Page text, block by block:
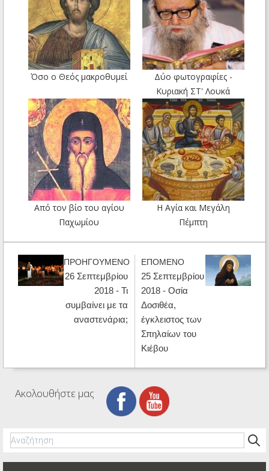
Όσο ο Θεός μακροθυμεί
Δύο φωτογραφίες -
Κυριακή ΣΤ' Λουκά
Από τον βίο του αγίου
Παχωμίου
Η Αγία και Μεγάλη
Πέμπτη
ΠΡΟΗΓΟΥΜΕΝΟ
26 Σεπτεμβρίου
2018 - Τι
συμβαίνει με τα
αναστενάρια;
ΕΠΟΜΕΝΟ
25 Σεπτεμβρίου
2018 - Οσία
Δοσιθέα,
έγκλειστος των
Σπηλαίων του
Κιέβου
Ακολουθήστε μας